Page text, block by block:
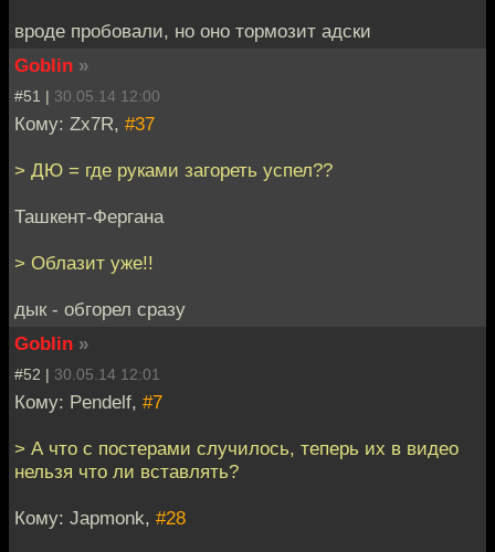
вроде пробовали, но оно тормозит адски
Goblin »
#51 | 30.05.14 12:00
Кому: Zx7R, #37
> ДЮ = где руками загореть успел??
Ташкент-Фергана
> Облазит уже!!
дык - обгорел сразу
Goblin »
#52 | 30.05.14 12:01
Кому: Pendelf, #7
> А что с постерами случилось, теперь их в видео
нельзя что ли вставлять?
Кому: Japmonk, #28